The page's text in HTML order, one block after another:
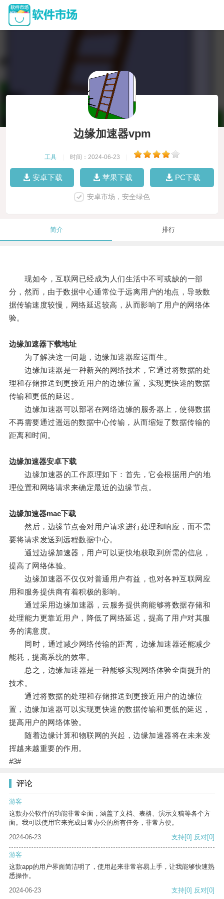
边缘加速器vpm
工具 时间：2024-06-23
安卓下载 苹果下载 PC下载
安卓市场，安全绿色
简介 排行
现如今，互联网已经成为人们生活中不可或缺的一部
分，然而，由于数据中心通常位于远离用户的地点，导致数
据传输速度较慢，网络延迟较高，从而影响了用户的网络体
验。
边缘加速器下载地址
为了解决这一问题，边缘加速器应运而生。
边缘加速器是一种新兴的网络技术，它通过将数据的处
理和存储推送到更接近用户的边缘位置，实现更快速的数据
传输和更低的延迟。
边缘加速器可以部署在网络边缘的服务器上，使得数据
不再需要通过遥远的数据中心传输，从而缩短了数据传输的
距离和时间。
边缘加速器安卓下载
边缘加速器的工作原理如下：首先，它会根据用户的地
理位置和网络请求来确定最近的边缘节点。
边缘加速器mac下载
然后，边缘节点会对用户请求进行处理和响应，而不需
要将请求发送到远程数据中心。
通过边缘加速器，用户可以更快地获取到所需的信息，
提高了网络体验。
边缘加速器不仅仅对普通用户有益，也对各种互联网应
用和服务提供商有着积极的影响。
通过采用边缘加速器，云服务提供商能够将数据存储和
处理能力更靠近用户，降低了网络延迟，提高了用户对其服
务的满意度。
同时，通过减少网络传输的距离，边缘加速器还能减少
能耗，提高系统的效率。
总之，边缘加速器是一种能够实现网络体验全面提升的
技术。
通过将数据的处理和存储推送到更接近用户的边缘位
置，边缘加速器可以实现更快速的数据传输和更低的延迟，
提高用户的网络体验。
随着边缘计算和物联网的兴起，边缘加速器将在未来发
挥越来越重要的作用。
#3#
评论
游客
这款办公软件的功能非常全面，涵盖了文档、表格、演示文稿等各个方
面。我可以使用它来完成日常办公的所有任务，非常方便。
2024-06-23
支持[0] 反对[0]
游客
这款app的用户界面简洁明了，使用起来非常容易上手，让我能够快速熟
悉操作。
2024-06-23
支持[0] 反对[0]